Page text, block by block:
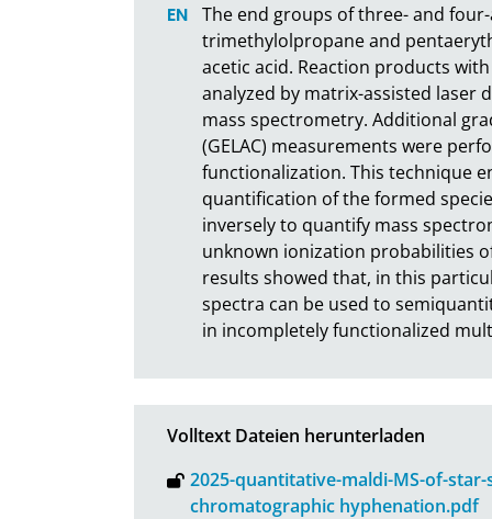
The end groups of three- and
trimethylolpropane and
acetic acid. Reaction products
analyzed by matrix-assisted laser
mass spectrometry. Additional
(GELAC) measurements were
functionalization. This technique
quantification of the formed
inversely to quantify mass
unknown ionization probabilities
results showed that, in this
spectra can be used to
in incompletely functionalized
Volltext Dateien herunterladen
2025-quantitative-maldi-MS-of-
chromatographic hyphenation.pdf